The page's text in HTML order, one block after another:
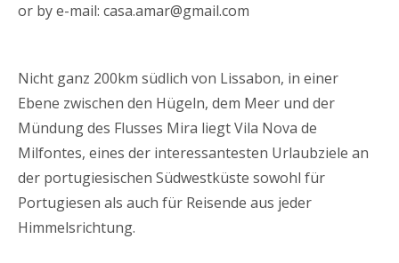
or by e-mail: casa.amar@gmail.com
Nicht ganz 200km südlich von Lissabon, in einer
Ebene zwischen den Hügeln, dem Meer und der
Mündung des Flusses Mira liegt Vila Nova de
Milfontes, eines der interessantesten Urlaubziele an
der portugiesischen Südwestküste sowohl für
Portugiesen als auch für Reisende aus jeder
Himmelsrichtung.